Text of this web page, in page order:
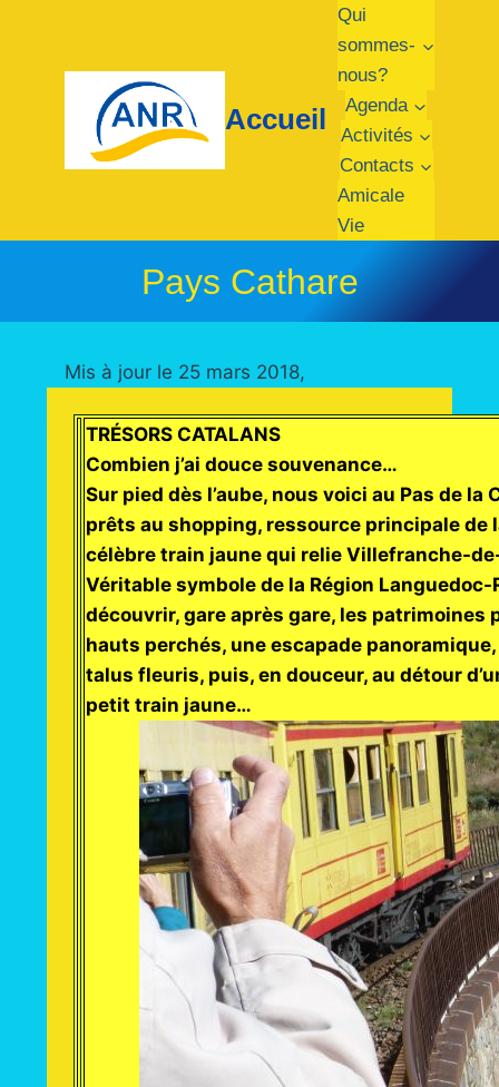
contenu
Accueil
Qui
sommes-
nous?
Agenda
Activités
Contacts
Amicale
Vie
Pays Cathare
Mis à jour le 25 mars 2018,
TRÉSORS CATALANS
Combien j’ai douce souvenance…
Sur pied dès l’aube, nous voici au Pas de
prêts au shopping, ressource principale de
célèbre train jaune qui relie Villefranche-
Véritable symbole de la Région
découvrir, gare après gare, les
hauts perchés, une escapade
talus fleuris, puis, en douceur, au détour
petit train jaune…